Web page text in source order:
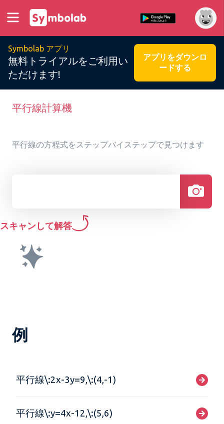
Symbolab アプリ
無料トライアルをご利用い
ただけます!
アプリをダウンロ
ードする
平行線計算機
平行線の方程式をステップバイステップで見つけます
スキャンして解答
例
平行線\:2x-3y=9,\:(4,-1)
平行線\:y=4x-12,\:(5,6)